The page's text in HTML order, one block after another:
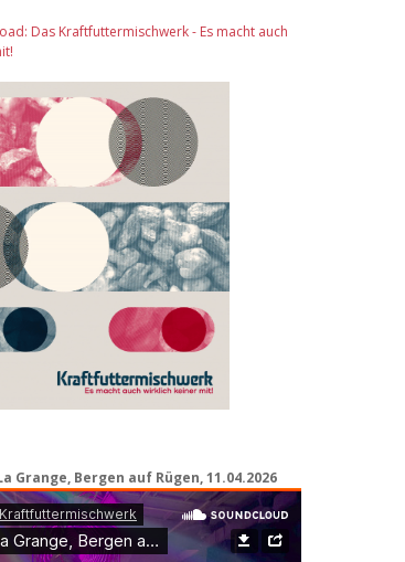
Das Kraftfuttermischwerk - Es macht auch
Grange, Bergen auf Rügen, 11.04.2026